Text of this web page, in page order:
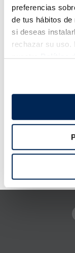
preferencias
de tus hábitos de
si deseas
rechazar su uso.
nuestraPolítica
Franui
Request